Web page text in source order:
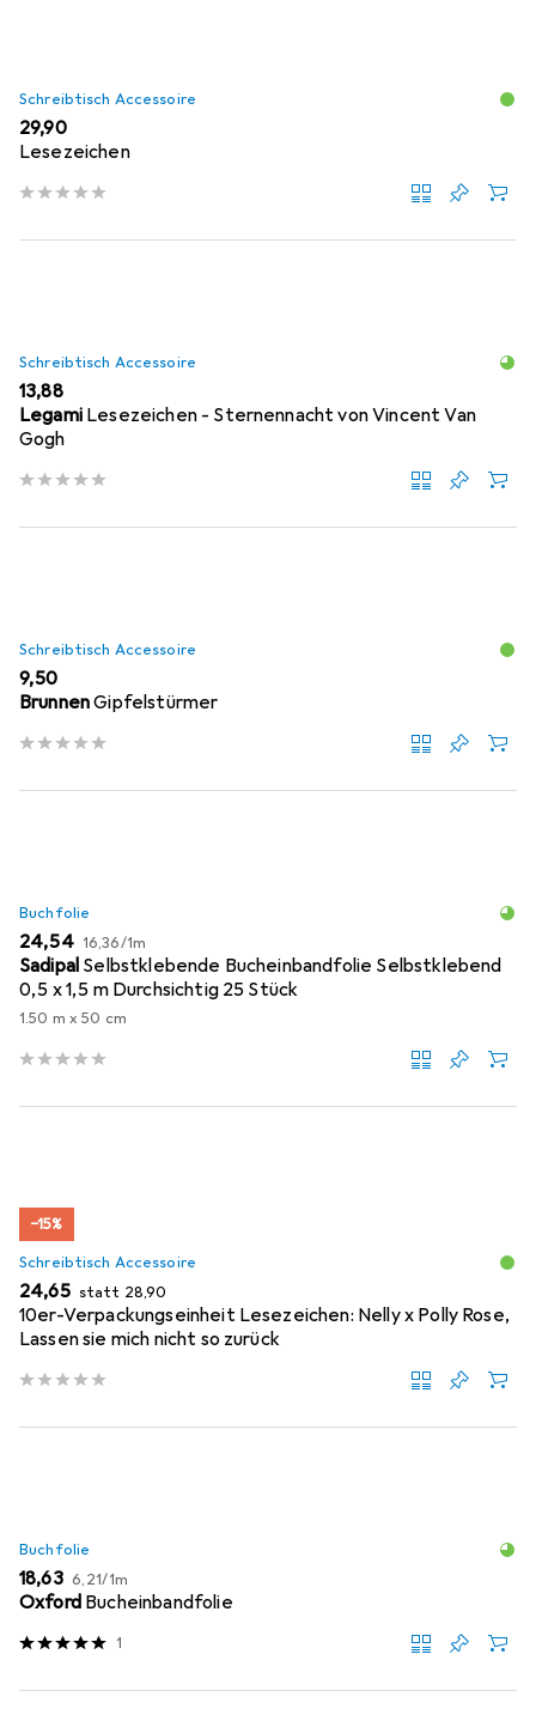
Schreibtisch Accessoire
EUR
29,90
Lesezeichen
Schreibtisch Accessoire
EUR
13,88
Legami Lesezeichen - Sternennacht von Vincent Van
Gogh
Schreibtisch Accessoire
EUR
9,50
BrunnenGipfelstürmer
Buchfolie
EUR
24,54 EUR
16,36/1m
Sadipal Selbstklebende Bucheinbandfolie Selbstklebend
0,5 x 1,5 m Durchsichtig 25 Stück
1.50 m x 50 cm
−15%
Schreibtisch Accessoire
EUR
24,65 statt EUR
28,90
10er-Verpackungseinheit Lesezeichen: Nelly x Polly Rose,
Lassen sie mich nicht so zurück
Buchfolie
EUR
18,63 EUR
6,21/1m
Oxford Bucheinbandfolie
1